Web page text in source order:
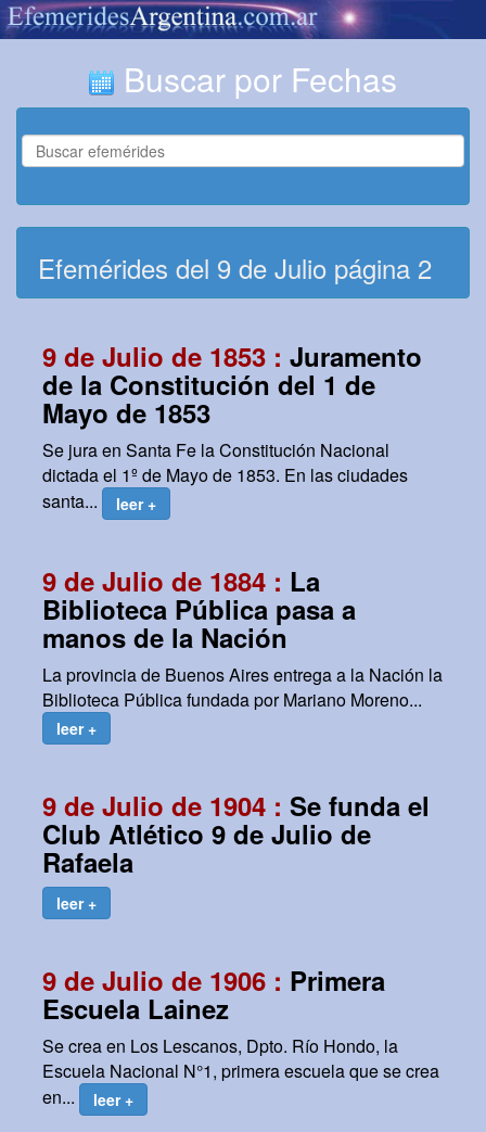
Buscar por Fechas
Efemérides del 9 de Julio página 2
9 de Julio de 1853 : Juramento
de la Constitución del 1 de
Mayo de 1853
Se jura en Santa Fe la Constitución Nacional
dictada el 1º de Mayo de 1853. En las ciudades
santa...
leer +
9 de Julio de 1884 : La
Biblioteca Pública pasa a
manos de la Nación
La provincia de Buenos Aires entrega a la Nación la
Biblioteca Pública fundada por Mariano Moreno...
leer +
9 de Julio de 1904 : Se funda el
Club Atlético 9 de Julio de
Rafaela
leer +
9 de Julio de 1906 : Primera
Escuela Lainez
Se crea en Los Lescanos, Dpto. Río Hondo, la
Escuela Nacional N°1, primera escuela que se crea
en...
leer +